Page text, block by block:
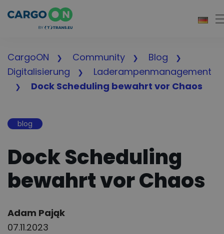
CargoON Community
Blog
Digitalisierung
Laderampenmanagement
Dock Scheduling bewahrt vor Chaos
blog
Dock Scheduling
bewahrt vor Chaos
Author:
Adam Pająk
07.11.2023